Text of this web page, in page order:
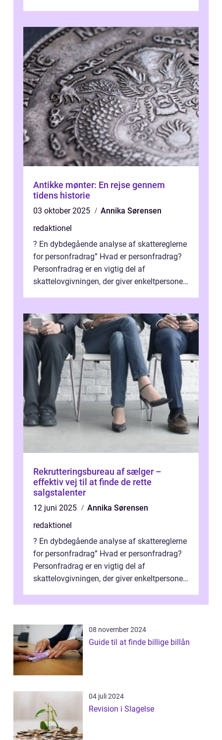
Antikke mønter: En rejse gennem
tidens historie
03 oktober 2025
Annika Sørensen
redaktionel
? En dybdegående analyse af skattereglerne
for personfradrag” Hvad er personfradrag?
Personfradrag er en vigtig del af
skattelovgivningen, der giver enkeltpersoner
Rekrutteringsbureau af sælger –
effektiv vej til at finde de rette
salgstalenter
12 juni 2025
Annika Sørensen
redaktionel
? En dybdegående analyse af skattereglerne
for personfradrag” Hvad er personfradrag?
Personfradrag er en vigtig del af
skattelovgivningen, der giver enkeltpersoner
08 november 2024
Guide til at finde billige billån
04 juli 2024
Revision i Slagelse